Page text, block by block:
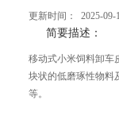
更新时间： 2025-09-
简要描述：
移动式小米饲料卸车
块状的低磨琢性物料
等。